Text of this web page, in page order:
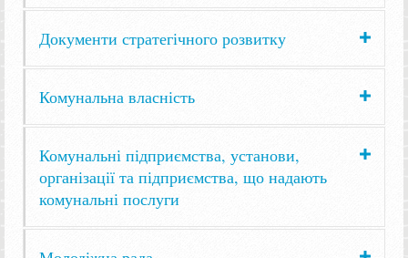
Документи стратегічного розвитку
Комунальна власність
Комунальні підприємства, установи,
організації та підприємства, що надають
комунальні послуги